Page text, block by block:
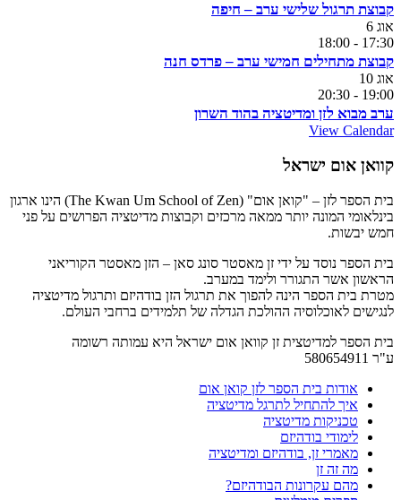
קבוצת תרגול שלישי ערב – חיפה
אוג 6
17:30
-
18:00
קבוצת מתחילים חמישי ערב – פרדס חנה
אוג 10
19:00
-
20:30
ערב מבוא לזן ומדיטציה בהוד השרון
View Calendar
קוואן אום ישראל
בית הספר לזן – "קואן אום" (The Kwan Um School of Zen) הינו ארגון
בינלאומי המונה יותר ממאה מרכזים וקבוצות מדיטציה הפרושים על פני
חמש יבשות.
בית הספר נוסד על ידי זן מאסטר סונג סאן – הזן מאסטר הקוריאני
הראשון אשר התגורר ולימד במערב.
מטרת בית הספר הינה להפוך את תרגול הזן בודהיזם ותרגול מדיטציה
לנגישים לאוכלוסיה ההולכת הגדלה של תלמידים ברחבי העולם.
בית הספר למדיטצית זן קוואן אום ישראל היא עמותה רשומה
ע"ר 580654911
אודות בית הספר לזן קואן אום
איך להתחיל לתרגל מדיטציה
טכניקות מדיטציה
לימודי בודהיזם
מאמרי זן, בודהיזם ומדיטציה
מה זה זן
מהם עקרונות הבודהיזם?